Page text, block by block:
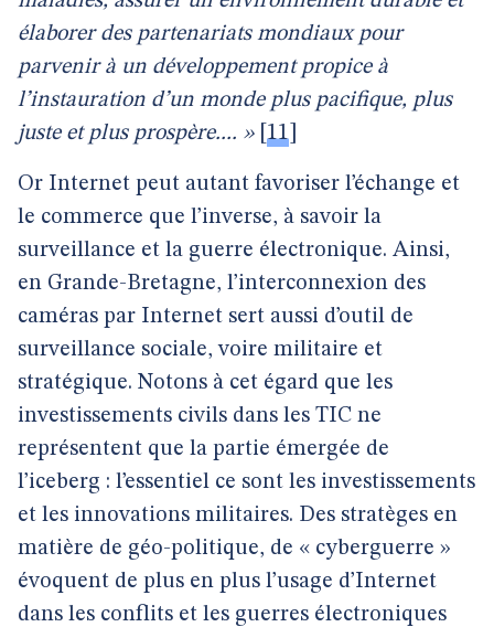
élaborer des partenariats mondiaux pour
parvenir à un développement propice à
l’instauration d’un monde plus pacifique, plus
juste et plus prospère.... »[ 11
Or Internet peut autant favoriser l’échange et
le commerce que l’inverse, à savoir la
surveillance et la guerre électronique. Ainsi,
en Grande-Bretagne, l’interconnexion des
caméras par Internet sert aussi d’outil de
surveillance sociale, voire militaire et
stratégique. Notons à cet égard que les
investissements civils dans les TIC ne
représentent que la partie émergée de
l’iceberg : l’essentiel ce sont les investissements
et les innovations militaires. Des stratèges en
matière de géo-politique, de « cyberguerre »
évoquent de plus en plus l’usage d’Internet
dans les conflits et les guerres électroniques